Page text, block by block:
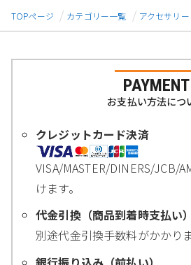
TOPページ
カテゴリー一覧 アクセサリ
PAYMENT
お支払い方法につ
クレジットカード決済
VISA/MASTER/DINERS/JCB/
けます。
代金引換（商品到着時支払い）
別途代金引換手数料がかかりま